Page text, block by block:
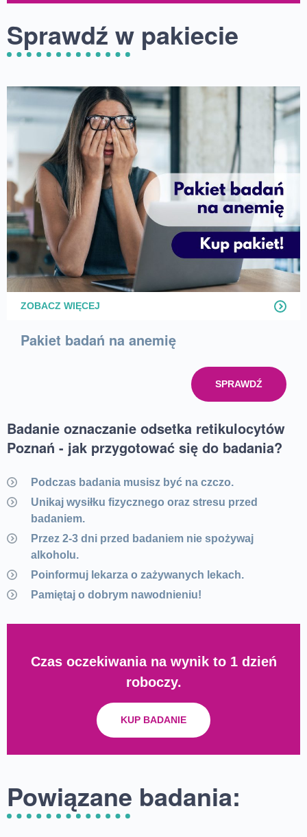
Sprawdź w pakiecie
ZOBACZ WIĘCEJ
Pakiet badań na anemię
SPRAWDŹ
Badanie oznaczanie odsetka retikulocytów
Poznań - jak przygotować się do badania?
Podczas badania musisz być na czczo.
Unikaj wysiłku fizycznego oraz stresu przed
badaniem.
Przez 2-3 dni przed badaniem nie spożywaj
alkoholu.
Poinformuj lekarza o zażywanych lekach.
Pamiętaj o dobrym nawodnieniu!
Czas oczekiwania na wynik to 1 dzień
roboczy.
KUP BADANIE
Powiązane badania: